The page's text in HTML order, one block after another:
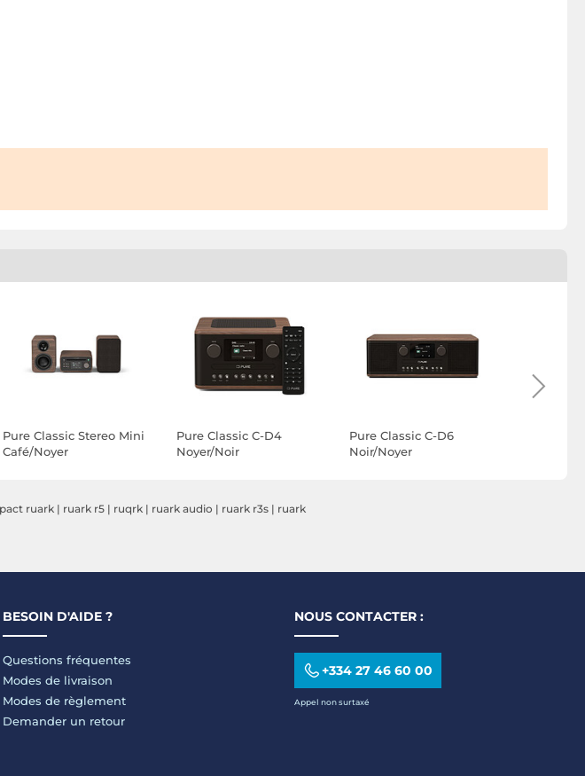
Pure Classic Stereo Mini
Café/Noyer
Pure Classic C-D4
Noyer/Noir
Pure Classic C-D6
Noir/Noyer
ruark | ruark r5 | ruqrk | ruark audio | ruark r3s | ruark
BESOIN D'AIDE ?
Questions fréquentes
Modes de livraison
Modes de règlement
Demander un retour
NOUS CONTACTER :
+334 27 46 60 00
Appel non surtaxé